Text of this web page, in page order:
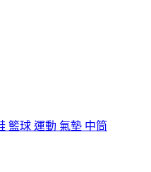
籃球 運動 氣墊 中筒